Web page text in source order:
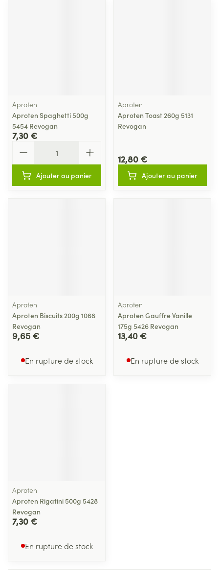
Aproten
Aproten Spaghetti 500g
5454 Revogan
7,30 €
Ajouter au panier
Aproten
Aproten Toast 260g 5131
Revogan
12,80 €
Ajouter au panier
Aproten
Aproten Biscuits 200g 1068
Revogan
9,65 €
En rupture de stock
Aproten
Aproten Gauffre Vanille
175g 5426 Revogan
13,40 €
En rupture de stock
Aproten
Aproten Rigatini 500g 5428
Revogan
7,30 €
En rupture de stock